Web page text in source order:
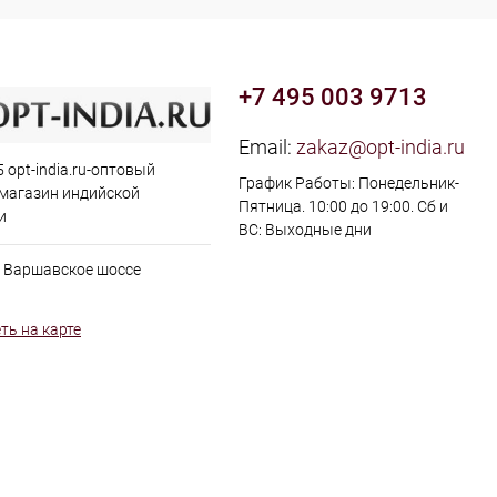
opt-india.ru-оптовый
индийской
Варшавское шоссе
на карте
+7 495 003 9713
Email: zakaz@opt-india.ru
График Работы: Понедельник-
Пятница. 10:00 до 19:00. Сб и
ВС: Выходные дни